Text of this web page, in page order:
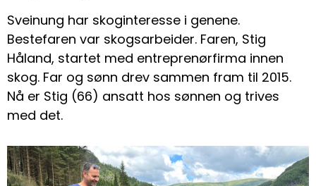
Sveinung har skoginteresse i genene.
Bestefaren var skogsarbeider. Faren, Stig
Håland, startet med entreprenørfirma innen
skog. Far og sønn drev sammen fram til 2015.
Nå er Stig (66) ansatt hos sønnen og trives
med det.